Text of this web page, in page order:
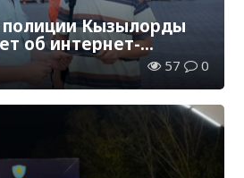
Кызылорды
об интернет-
57 0